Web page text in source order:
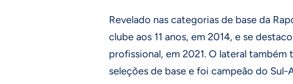
Revelado nas categorias de base da
clube aos 11 anos, em 2014, e se
profissional, em 2021. O lateral também
seleções de base e foi campeão do